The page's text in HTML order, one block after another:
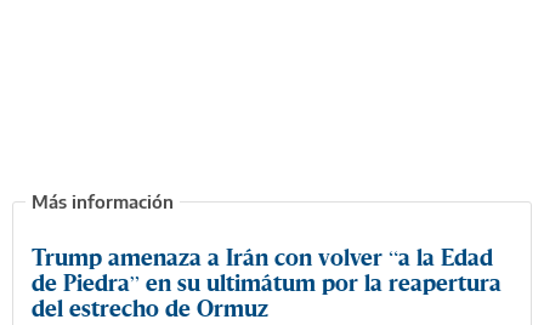
Trump amenaza a Irán con volver “a la Edad
de Piedra” en su ultimátum por la reapertura
del estrecho de Ormuz